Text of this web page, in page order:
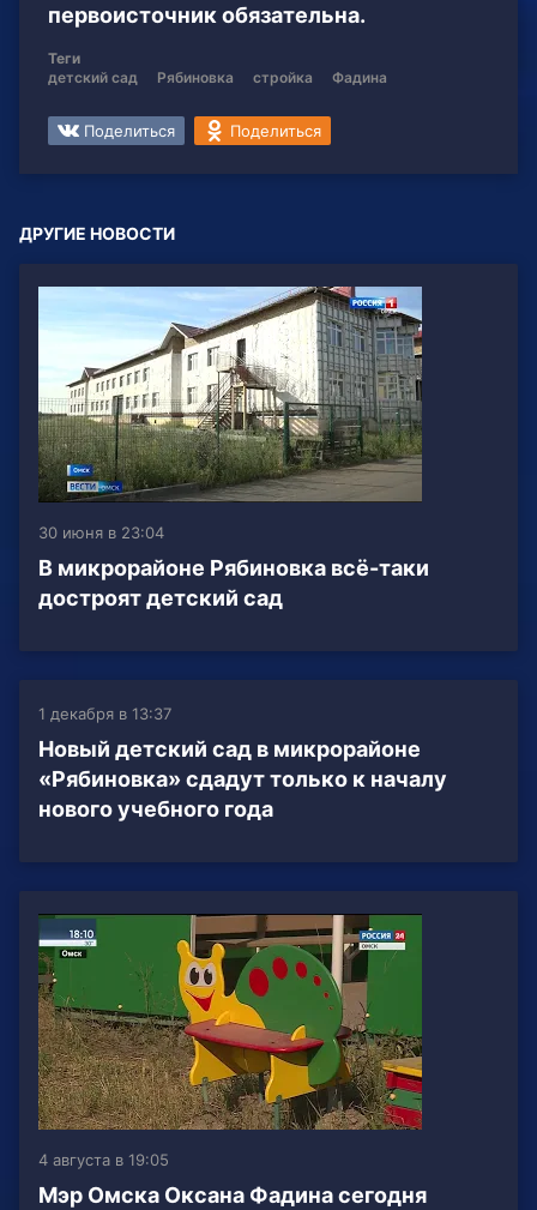
первоисточник обязательна.
Теги
детский сад
Рябиновка стройка Фадина
Поделиться Поделиться
ДРУГИЕ НОВОСТИ
30 июня в 23:04
В микрорайоне Рябиновка всё-таки
достроят детский сад
1 декабря в 13:37
Новый детский сад в микрорайоне
«Рябиновка» сдадут только к началу
нового учебного года
4 августа в 19:05
Мэр Омска Оксана Фадина сегодня